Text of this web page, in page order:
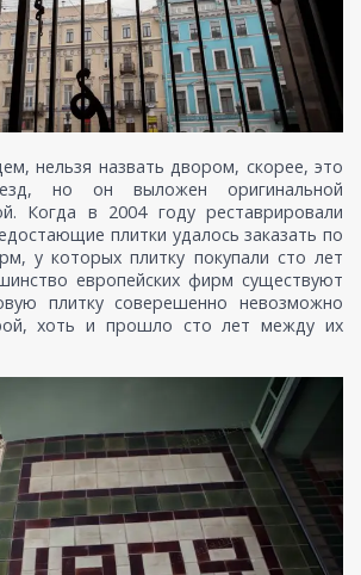
нельзя назвать двором, скорее, это
но он выложен оригинальной
Когда в 2004 году реставрировали
плитки удалось заказать по
у которых плитку покупали сто лет
европейских фирм существуют
плитку соверешенно невозможно
хоть и прошло сто лет между их